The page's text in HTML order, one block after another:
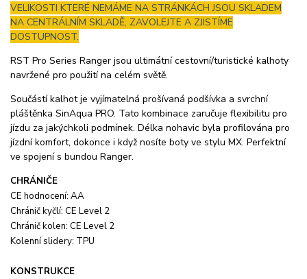
VELIKOSTI KTERÉ NEMÁME NA STRÁNKÁCH JSOU SKLADEM
NA CENTRÁLNÍM SKLADĚ, ZAVOLEJTE A ZJISTÍME
DOSTUPNOST.
RST Pro Series Ranger jsou ultimátní cestovní/turistické kalhoty
navržené pro použití na celém světě.
Součástí kalhot je vyjímatelná prošívaná podšívka a svrchní
pláštěnka SinAqua PRO. Tato kombinace zaručuje flexibilitu pro
jízdu za jakýchkoli podmínek. Délka nohavic byla profilována pro
jízdní komfort, dokonce i když nosíte boty ve stylu MX. Perfektní
ve spojení s bundou Ranger.
CHRÁNIČE
CE hodnocení: AA
Chránič kyčlí: CE Level 2
Chránič kolen: CE Level 2
Kolenní slidery: TPU
KONSTRUKCE